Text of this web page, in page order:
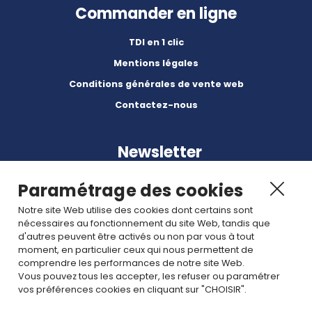
Commander en ligne
TDI en 1 clic
Mentions légales
Conditions générales de vente web
Contactez-nous
Newsletter
Abonnez-vous à nos dernières nouvelles et articles.
Rejoignez nous
Paramétrage des cookies
Notre site Web utilise des cookies dont certains sont
nécessaires au fonctionnement du site Web, tandis que
d'autres peuvent être activés ou non par vous à tout
moment, en particulier ceux qui nous permettent de
comprendre les performances de notre site Web.
Vous pouvez tous les accepter, les refuser ou paramétrer
vos préférences cookies en cliquant sur "CHOISIR".